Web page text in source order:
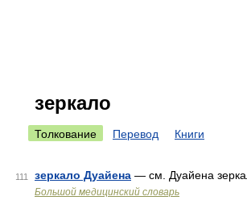
зеркало
Толкование Перевод Книги
111 зеркало Дуайена — см. Дуайена
Большой медицинский словарь